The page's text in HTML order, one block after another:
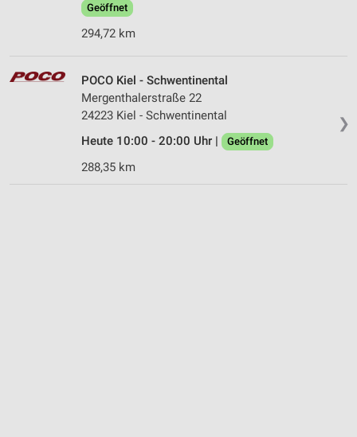
Geöffnet
294,72 km
❯
POCO Kiel - Schwentinental
Mergenthalerstraße 22
24223 Kiel - Schwentinental
Heute 10:00 - 20:00 Uhr |
Geöffnet
288,35 km